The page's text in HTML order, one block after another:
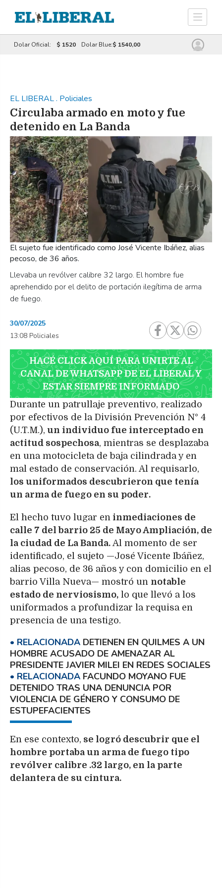
Dolar Oficial: $ 1520 Dolar Blue:$ 1540,00
EL LIBERAL. Policiales
Circulaba armado en moto y fue
detenido en La Banda
Llevaba un revólver calibre 32 largo. El hombre fue
aprehendido por el delito de portación ilegítima de arma
de fuego.
El sujeto fue identificado como José Vicente Ibáñez, alias
pecoso, de 36 años.
30/07/2025
13:08 Policiales
HACÉ CLICK AQUÍ PARA UNIRTE AL
CANAL DE WHATSAPP DE EL LIBERAL Y
ESTAR SIEMPRE INFORMADO
Durante un patrullaje preventivo, realizado
por efectivos de la División Prevención N° 4
(U.T.M.), un individuo fue interceptado en
actitud sospechosa, mientras se desplazaba
en una motocicleta de baja cilindrada y en
mal estado de conservación. Al requisarlo,
los uniformados descubrieron que tenía
un arma de fuego en su poder.
El hecho tuvo lugar en inmediaciones de
calle 7 del barrio 25 de Mayo Ampliación, de
la ciudad de La Banda. Al momento de ser
identificado, el sujeto —José Vicente Ibáñez,
alias pecoso, de 36 años y con domicilio en el
barrio Villa Nueva— mostró un notable
estado de nerviosismo, lo que llevó a los
uniformados a profundizar la requisa en
presencia de una testigo.
DETIENEN EN QUILMES A UN
HOMBRE ACUSADO DE AMENAZAR AL
PRESIDENTE JAVIER MILEI EN REDES SOCIALES
FACUNDO MOYANO FUE
DETENIDO TRAS UNA DENUNCIA POR
VIOLENCIA DE GÉNERO Y CONSUMO DE
ESTUPEFACIENTES
En ese contexto, se logró descubrir que el
hombre portaba un arma de fuego tipo
revólver calibre .32 largo, en la parte
delantera de su cintura.